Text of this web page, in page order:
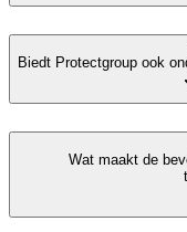
Biedt Protectgroup ook
Wat maakt de